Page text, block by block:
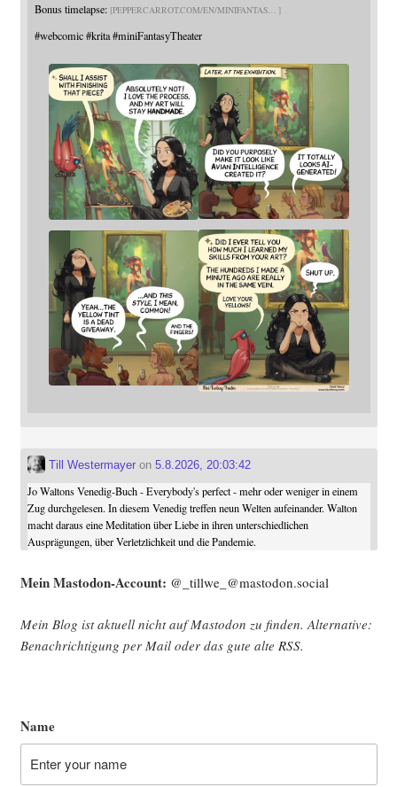
Bonus timelapse: PEPPERCARROT.COM/EN/MINIFANTAS
#webcomic #krita #miniFantasyTheater
Till Westermayeron 5.8.2026, 20:03:42
Jo Waltons Venedig-Buch - Everybody's perfect - mehr oder weniger in einem
Zug durchgelesen. In diesem Venedig treffen neun Welten aufeinander. Walton
macht daraus eine Meditation über Liebe in ihren unterschiedlichen
Ausprägungen, über Verletzlichkeit und die Pandemie.
Mein Mast­o­don-Account: @_tillwe_@mastodon.social
Mein Blog ist aktu­ell nicht auf Mast­o­don zu fin­den. Alter­na­ti­ve:
Benach­rich­ti­gung per Mail oder das gute alte RSS.
Name